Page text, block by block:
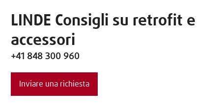
LINDE Consigli su retrofit e
accessori
+41 848 300 960
Inviare una richiesta